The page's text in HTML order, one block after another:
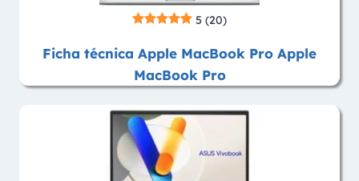
5 (20)
Ficha técnica Apple MacBook Pro Apple
MacBook Pro